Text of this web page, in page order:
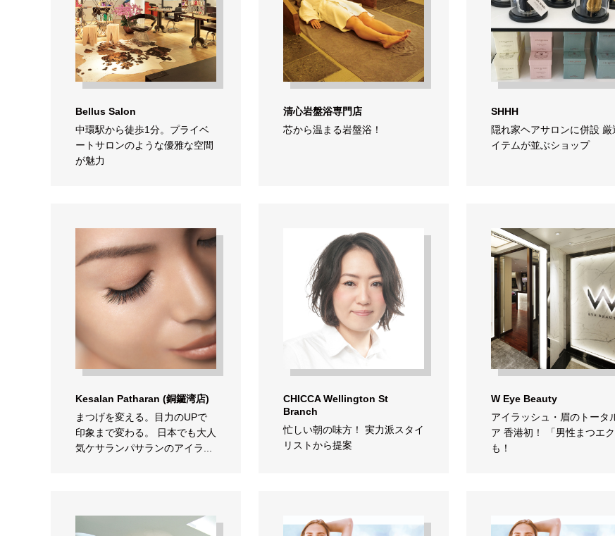
Bellus Salon
中環駅から徒歩1分。プライベ
ートサロンのような優雅な空間
が魅力
清心岩盤浴専門店
芯から温まる岩盤浴！
SHHH
隠れ家ヘアサロンに併設 厳
イテムが並ぶショップ
Kesalan Patharan (銅鑼湾店)
まつげを変える。目力のUPで
印象まで変わる。 日本でも大人
気ケサランパサランのアイラ...
CHICCA Wellington St
Branch
忙しい朝の味方！ 実力派スタイ
リストから提案
W Eye Beauty
アイラッシュ・眉のトータ
ア 香港初！ 「男性まつエク
も！